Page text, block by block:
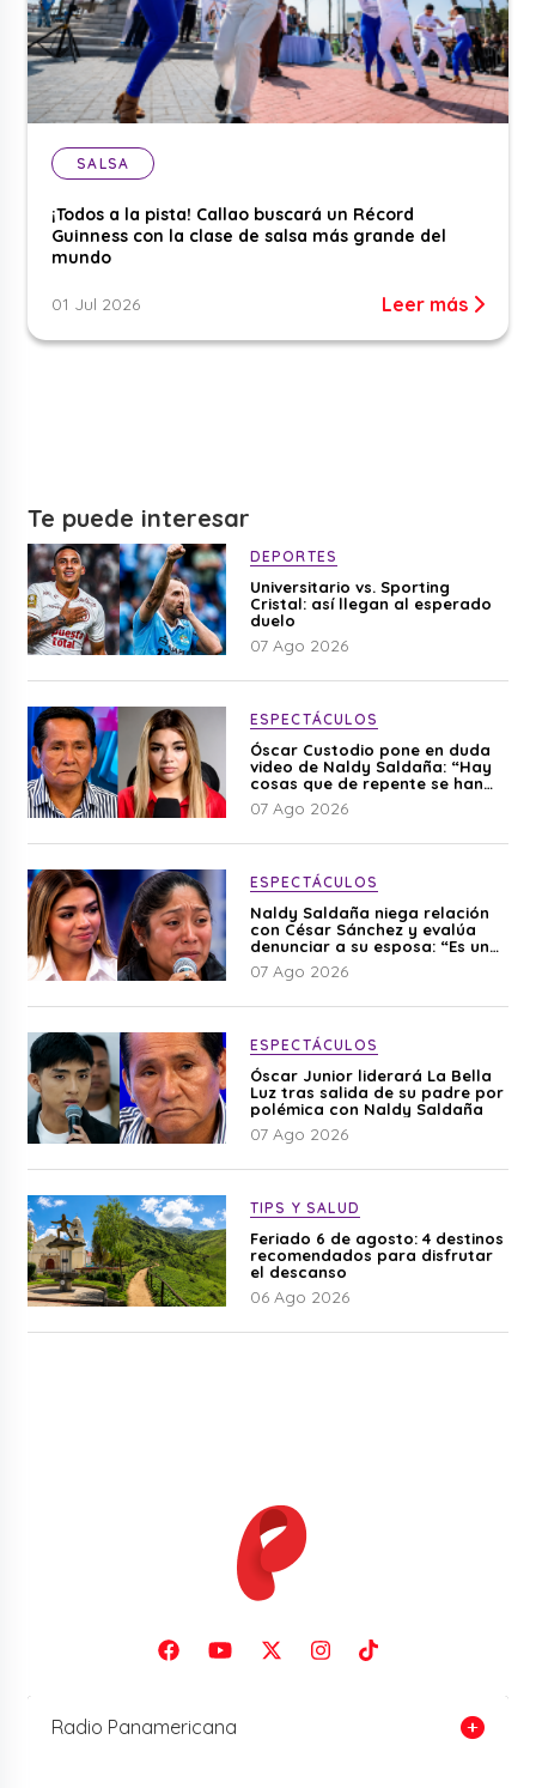
SALSA
¡Todos a la pista! Callao buscará un Récord
Guinness con la clase de salsa más grande del
mundo
01 Jul 2026 Leer más
Te puede interesar
DEPORTES
Universitario vs. Sporting
Cristal: así llegan al esperado
duelo
07 Ago 2026
ESPECTÁCULOS
Óscar Custodio pone en duda
video de Naldy Saldaña: “Hay
cosas que de repente se han
editado”
07 Ago 2026
ESPECTÁCULOS
Naldy Saldaña niega relación
con César Sánchez y evalúa
denunciar a su esposa: “Es una
difamación”
07 Ago 2026
ESPECTÁCULOS
Óscar Junior liderará La Bella
Luz tras salida de su padre por
polémica con Naldy Saldaña
07 Ago 2026
TIPS Y SALUD
Feriado 6 de agosto: 4 destinos
recomendados para disfrutar
el descanso
06 Ago 2026
Radio Panamericana